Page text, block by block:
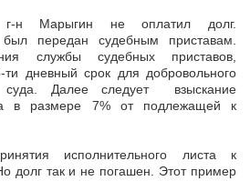
н Марыгин не оплатил долг.
был передан судебным приставам.
службы судебных приставов,
ти дневный срок для добровольного
суда. Далее следует взыскание
в размере 7% от подлежащей к
исполнительного листа к
долг так и не погашен. Этот пример